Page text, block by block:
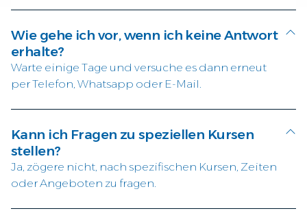
Wie gehe ich vor, wenn ich keine Antwort
erhalte?
Warte einige Tage und versuche es dann erneut
per Telefon, Whatsapp oder E-Mail.
Kann ich Fragen zu speziellen Kursen
stellen?
Ja, zögere nicht, nach spezifischen Kursen, Zeiten
oder Angeboten zu fragen.